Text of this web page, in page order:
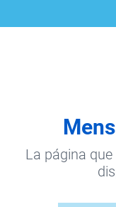
La página